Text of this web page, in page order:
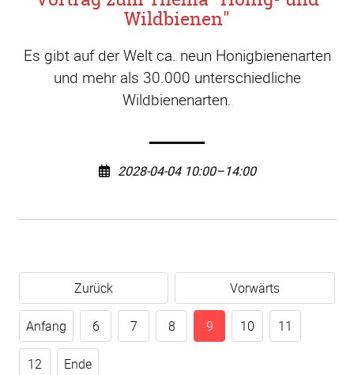
Wildbienen"
Es gibt auf der Welt ca. neun Honigbienenarten
und mehr als 30.000 unterschiedliche
Wildbienenarten.
2028-04-04 10:00–14:00
Zurück Vorwärts
Anfang 6 7 8 9 10 11
12 Ende